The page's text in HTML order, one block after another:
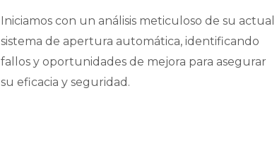
Iniciamos con un análisis meticuloso de su actual
sistema de apertura automática, identificando
fallos y oportunidades de mejora para asegurar
su eficacia y seguridad.